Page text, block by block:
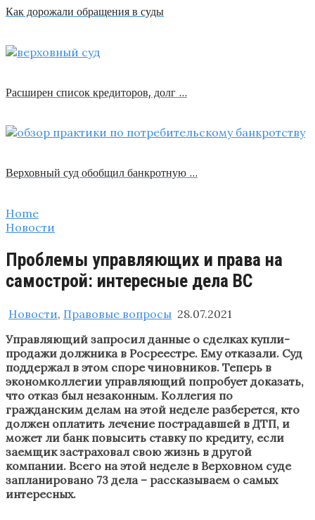
Как дорожали обращения в суды
Расширен список кредиторов, долг …
Верховный суд обобщил банкротную …
Home
Новости
Проблемы управляющих и права на
самострой: интересные дела ВС
Новости, Правовые вопросы 28.07.2021
Управляющий запросил данные о сделках купли-
продажи должника в Росреестре. Ему отказали. Суд
поддержал в этом споре чиновников. Теперь в
экономколлегии управляющий попробует доказать,
что отказ был незаконным. Коллегия по
гражданским делам на этой неделе разберется, кто
должен оплатить лечение пострадавшей в ДТП, и
может ли банк повысить ставку по кредиту, если
заемщик застраховал свою жизнь в другой
компании. Всего на этой неделе в Верховном суде
запланировано 73 дела – рассказываем о самых
интересных.